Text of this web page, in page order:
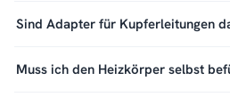
Sind Adapter für Kupferleitungen
Muss ich den Heizkörper selbst